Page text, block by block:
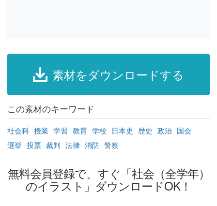
素材をダウンロードする
この素材のキーワード
社会科 授業 学習 教育 学校 日本史 歴史 政治 国会
選挙 投票 裁判 法律 消防 警察
無料会員登録で、すぐ「社会（全学年）
のイラスト」ダウンロードOK！